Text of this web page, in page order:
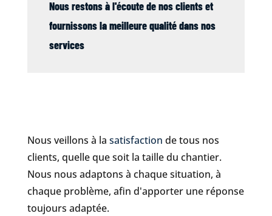
Nous restons à l'écoute de nos clients et
fournissons la meilleure qualité dans nos
services
Nous veillons à la satisfaction de tous nos
clients, quelle que soit la taille du chantier.
Nous nous adaptons à chaque situation, à
chaque problème, afin d'apporter une réponse
toujours adaptée.